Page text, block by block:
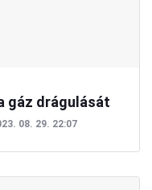
gáz drágulását
08. 29. 22:07